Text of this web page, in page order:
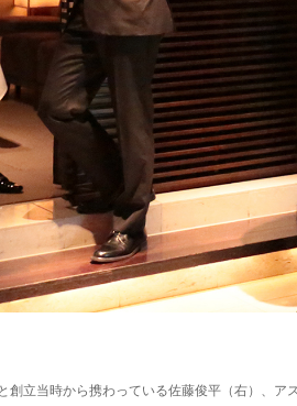
創立当時から携わっている佐藤俊平（右）、ア